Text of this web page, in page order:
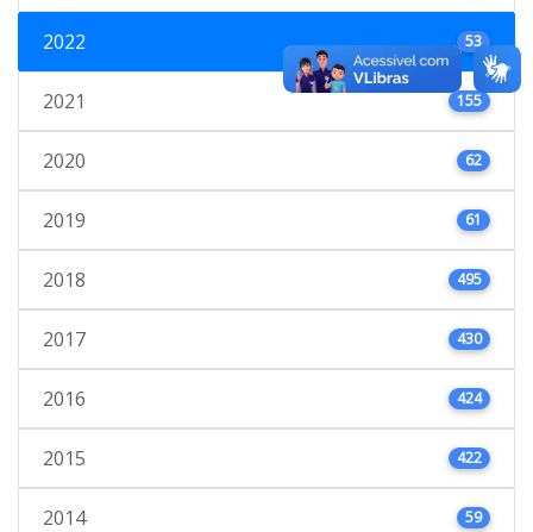
2022 53
2021 155
2020 62
2019 61
2018 495
2017 430
2016 424
2015 422
2014 59